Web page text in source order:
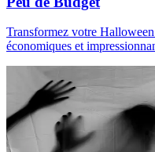
Transformez votre
économiques et